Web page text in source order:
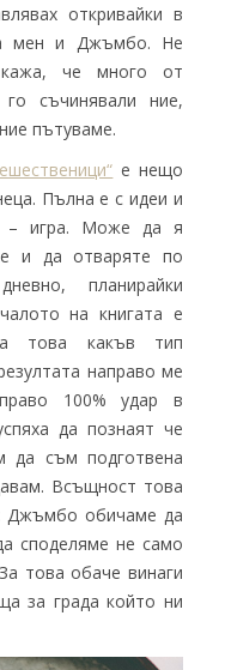
откривайки в
мен и Джъмбо. Не
че много от
съчинявали ние,
пътуваме.
е нещо
Пълна е с идеи и
– игра. Може да я
и да отваряте по
планирайки
на книгата е
това какъв тип
направо ме
100% удар в
да познаят че
да съм подготвена
Всъщност това
Джъмбо обичаме да
споделяме не само
това обаче винаги
за града който ни